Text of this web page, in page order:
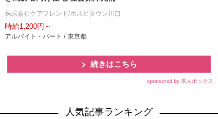
株式会社ケアフレンド/ホスピタウン川口
時給1,200円～
アルバイト・パート / 東京都
続きはこちら
sponsored by 求人ボックス
人気記事ランキング